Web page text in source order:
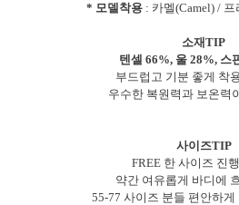
* 모델착용: 카멜(Camel) / 프
소재TIP
텐셀 66%, 울 28%, 스
부드럽고 기분 좋게 착
우수한 복원력과 보온력
사이즈TIP
FREE 한 사이즈 진
약간 여유롭게 바디에
55-77 사이즈 분들 편안하